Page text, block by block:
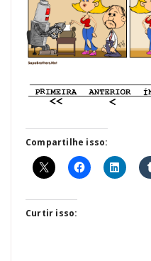
Compartilhe isso:
Curtir isso: